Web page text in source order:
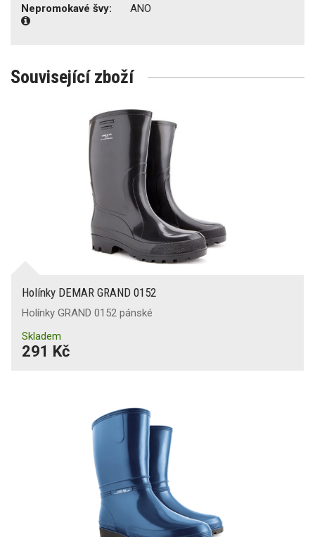
Nepromokavé švy: ANO
Související zboží
Holínky DEMAR GRAND 0152
Holínky GRAND 0152 pánské
Skladem
291 Kč